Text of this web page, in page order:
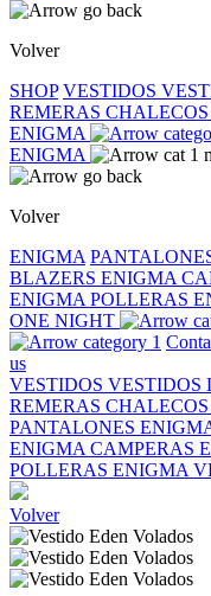
Volver
SHOP VESTIDOS
REMERAS CHALECOS
ENIGMA
ENIGMA
Volver
ENIGMA
BLAZERS ENIGMA
ENIGMA POLLERAS
ONE NIGHT
us
VESTIDOS VESTIDOS
REMERAS CHALECOS
PANTALONES
ENIGMA CAMPERAS
POLLERAS ENIGMA
Volver